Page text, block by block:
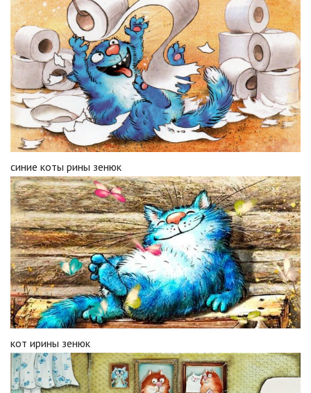
синие коты рины зенюк
кот ирины зенюк